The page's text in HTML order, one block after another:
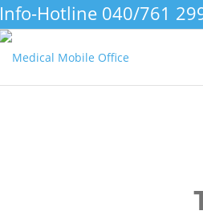
Info-Hotline 040/761